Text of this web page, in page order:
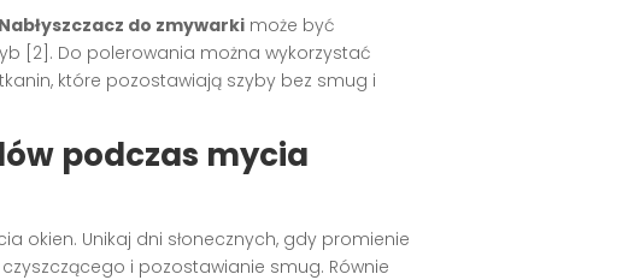
Nabłyszczacz do zmywarki może być
[2]. Do polerowania można wykorzystać
które pozostawiają szyby bez smug i
podczas mycia
okien. Unikaj dni słonecznych, gdy promienie
i pozostawianie smug. Równie